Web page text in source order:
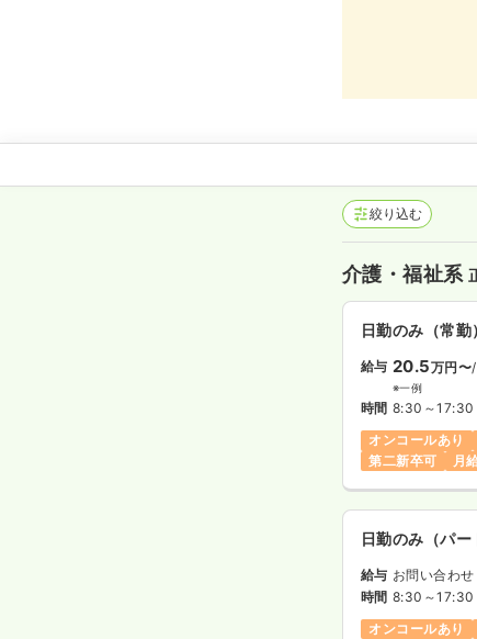
絞り込む
介護・福祉系
日勤のみ（常勤
給与 20.5万円〜
※一例
時間 8:30～17:30
オンコールあり
第二新卒可
月
日勤のみ（パー
給与 お問い合わ
時間 8:30～17:30
オンコールあり